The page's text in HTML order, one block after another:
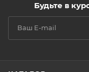
Будьте в